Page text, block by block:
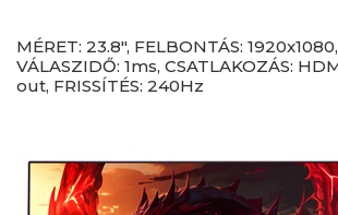
MÉRET: 23.8", FELBONTÁS:
VÁLASZIDŐ: 1ms, CSATLAKOZÁS:
out, FRISSÍTÉS: 240Hz